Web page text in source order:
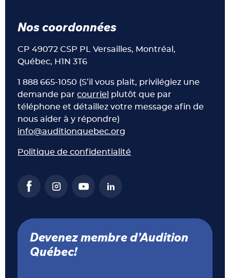
Nos coordonnées
CP 49072 CSP PL Versailles, Montréal,
Québec, H1N 3T6
1 888 665-1050 (S’il vous plait, privilégiez une
demande parcourriel plutôt que par
téléphone et détaillez votre message afin de
nous aider à y répondre)
info@auditionquebec.org
Politique de confidentialité
Devenez membre d’Audition
Québec!